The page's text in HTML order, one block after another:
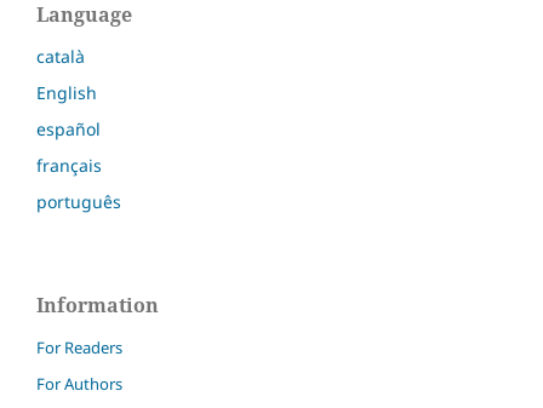
Language
català
English
español
français
português
Information
For Readers
For Authors